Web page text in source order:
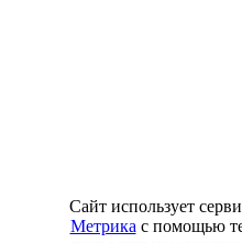
Сайт использует
Метрика с помощью